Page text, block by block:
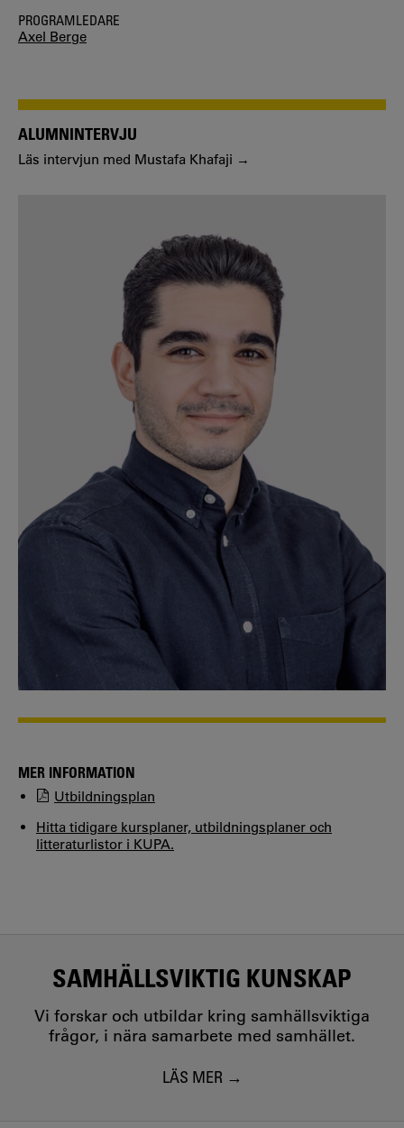
PROGRAMLEDARE
Axel Berge
ALUMNINTERVJU
Läs intervjun med Mustafa Khafaji
MER INFORMATION
Utbildningsplan
Hitta tidigare kursplaner, utbildningsplaner och
litteraturlistor i KUPA.
SAMHÄLLSVIKTIG KUNSKAP
Vi forskar och utbildar kring samhällsviktiga
frågor, i nära samarbete med samhället.
LÄS MER